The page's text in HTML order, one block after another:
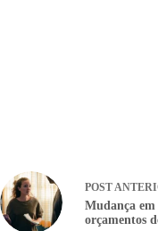
POST
Mudança
orçamentos